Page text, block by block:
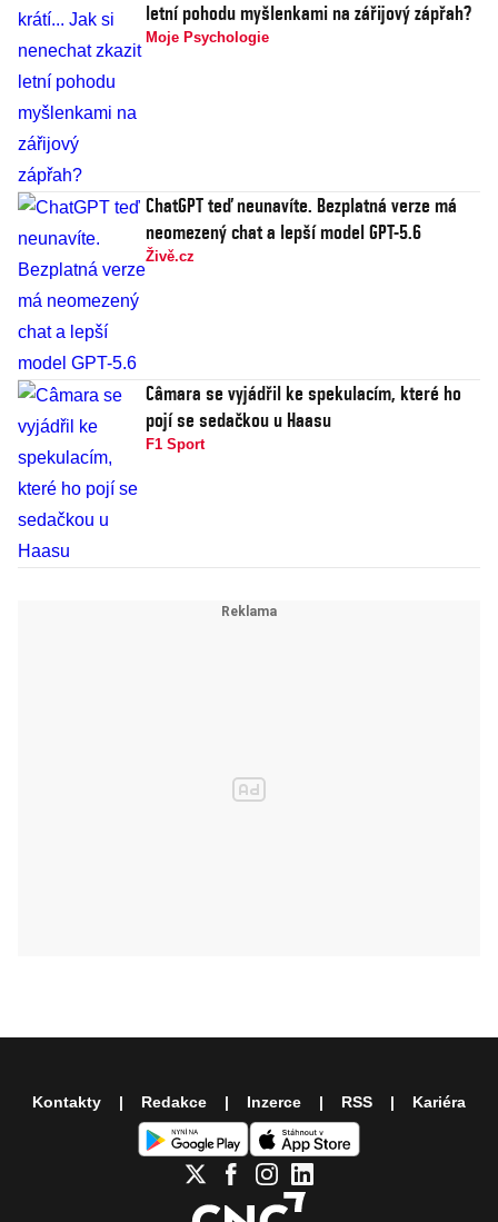
letní pohodu myšlenkami na zářijový zápřah?
Moje Psychologie
ChatGPT teď neunavíte. Bezplatná verze má
neomezený chat a lepší model GPT-5.6
Živě.cz
Câmara se vyjádřil ke spekulacím, které ho
pojí se sedačkou u Haasu
F1 Sport
Kontakty Redakce Inzerce RSS Kariéra